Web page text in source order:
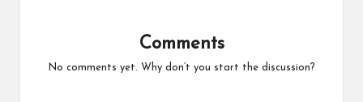
Comments
No comments yet. Why don’t you start the discussion?